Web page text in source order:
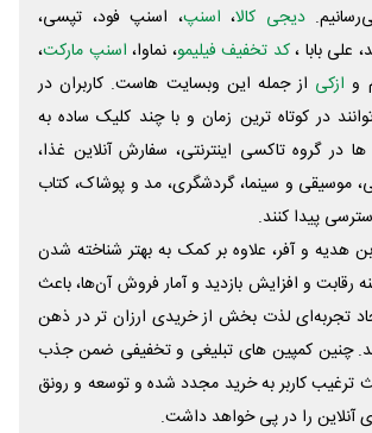
دیجی کالا، اسنپ، اسنپ فود، تپسی،
علی‌ بابا ،کد تخفیف فیلیمو، نماوا، اسنپ مارکت،
و ازکی از جمله این وبسایت ‌هاست. کاربران در
در کوتاه ترین زمان و با چند کلیک ساده به
در گروه تاکسی اینترنتی، سفارش آنلاین غذا،
موسیقی و سینما، گردشگری، مد و پوشاک، کتاب
پیدا کنند.
بن هدیه و آفر، علاوه بر کمک به بهتر شناخته شدن
رقابت و افزایش بازدید و آمار فروش آن‌ها، باعث
تجربه‌ای لذت بخش از خریدی ارزان تر در ذهن
چنین کمپین های تبلیغی و تخفیفی ضمن جذب
ترغیب کاربر به خرید مجدد شده و توسعه و رونق
آنلاین را در پی خواهد داشت.